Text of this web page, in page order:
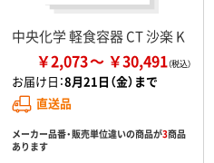
中央化学 軽食容器 CT 沙楽 K
￥2,073 ￥30,491
お届け日：8月21日（金）まで
直送品
メーカー品番・販売単位違いの商品が3商品
あります